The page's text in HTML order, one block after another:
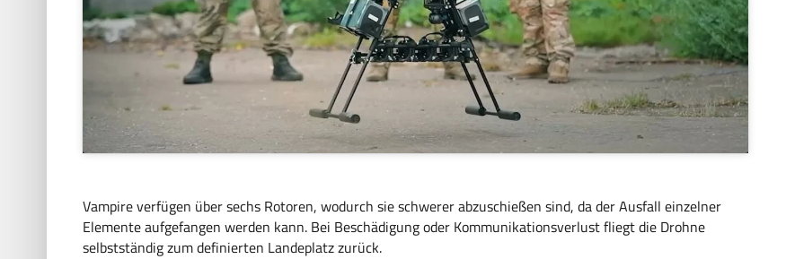
Vampire verfügen über sechs Rotoren, wodurch sie schwerer abzuschießen sind, da der Ausfall einzelner
Elemente aufgefangen werden kann. Bei Beschädigung oder Kommunikationsverlust fliegt die Drohne
selbstständig zum definierten Landeplatz zurück.